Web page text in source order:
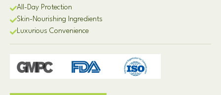
All-Day Protection
Skin-Nourishing Ingredients
Luxurious Convenience